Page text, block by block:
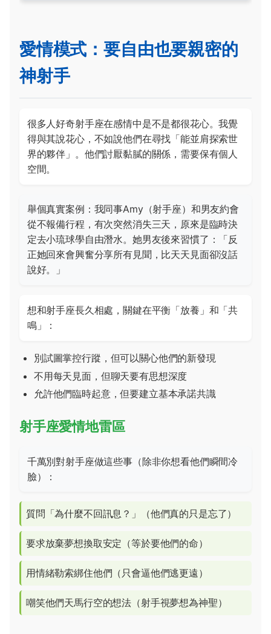
愛情模式：要自由也要親密的
神射手
很多人好奇射手座在感情中是不是都很花心。我覺
得與其說花心，不如說他們在尋找「能並肩探索世
界的夥伴」。他們討厭黏膩的關係，需要保有個人
空間。
舉個真實案例：我同事Amy（射手座）和男友約會
從不報備行程，有次突然消失三天，原來是臨時決
定去小琉球學自由潛水。她男友後來習慣了：「反
正她回來會興奮分享所有見聞，比天天見面卻沒話
說好。」
想和射手座長久相處，關鍵在平衡「放養」和「共
鳴」：
別試圖掌控行蹤，但可以關心他們的新發現
不用每天見面，但聊天要有思想深度
允許他們臨時起意，但要建立基本承諾共識
射手座愛情地雷區
千萬別對射手座做這些事（除非你想看他們瞬間冷
臉）：
質問「為什麼不回訊息？」（他們真的只是忘了）
要求放棄夢想換取安定（等於要他們的命）
用情緒勒索綁住他們（只會逼他們逃更遠）
嘲笑他們天馬行空的想法（射手視夢想為神聖）